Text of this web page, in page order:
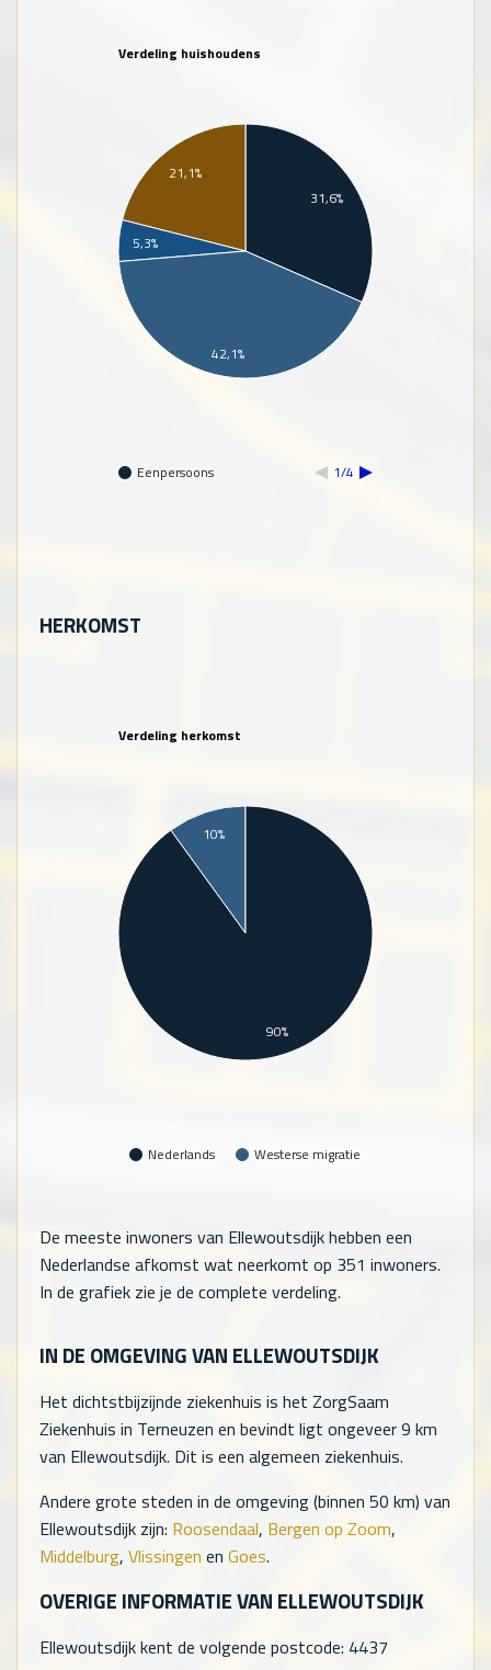
Verdeling huishoudens
Eenpersoons 1/4
31,6%
21,1%
5,3%
42,1%
HERKOMST
Verdeling herkomst
Nederlands Westerse migratie
10%
90%
De meeste inwoners van Ellewoutsdijk hebben een
Nederlandse afkomst wat neerkomt op 351 inwoners.
In de grafiek zie je de complete verdeling.
IN DE OMGEVING VAN ELLEWOUTSDIJK
Het dichtstbijzijnde ziekenhuis is het ZorgSaam
Ziekenhuis in Terneuzen en bevindt ligt ongeveer 9 km
van Ellewoutsdijk. Dit is een algemeen ziekenhuis.
Andere grote steden in de omgeving (binnen 50 km) van
Ellewoutsdijk zijn: Roosendaal, Bergen op Zoom,
Middelburg, Vlissingen en Goes.
OVERIGE INFORMATIE VAN ELLEWOUTSDIJK
Ellewoutsdijk kent de volgende postcode: 4437